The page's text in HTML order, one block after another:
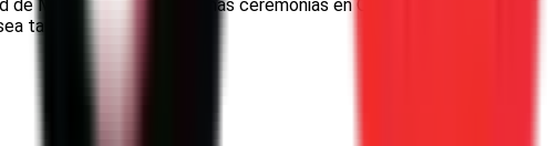
México hasta las serenas ceremonias en Oaxaca, cada lugar
tan especial.